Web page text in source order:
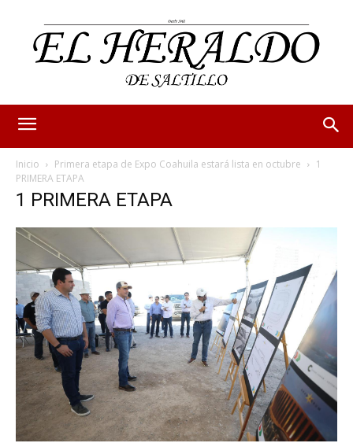
Inicio Primera etapa de Expo Coahuila estará lista en octubre
1
PRIMERA ETAPA
1 PRIMERA ETAPA